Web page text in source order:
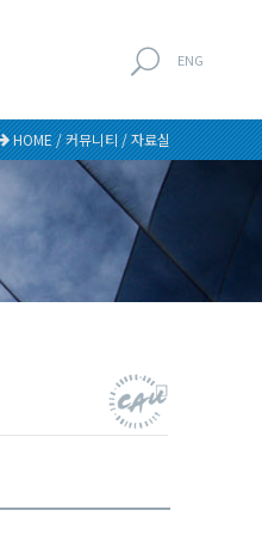
ENG
HOME / 커뮤니티 / 자료실